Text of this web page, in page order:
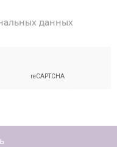
данных